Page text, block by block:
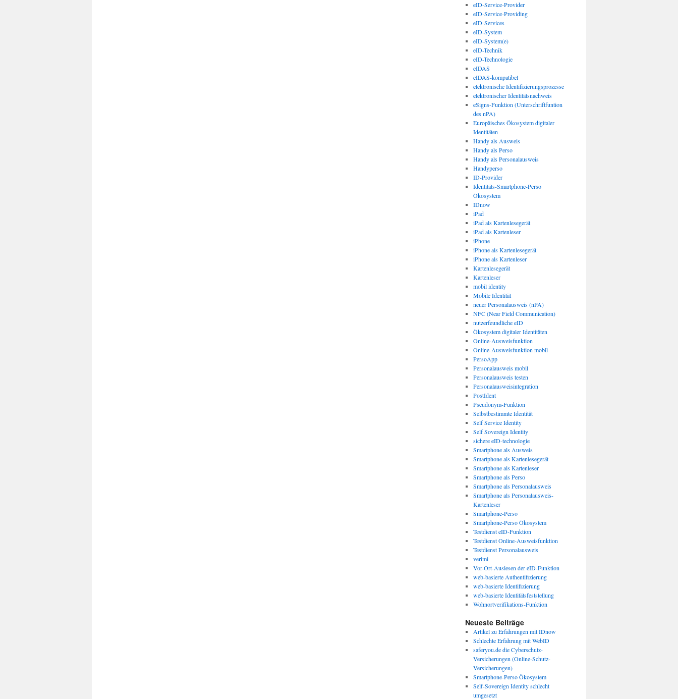
eID-Service-Provider
eID-Service-Providing
eID-Services
eID-System
eID-System(e)
eID-Technik
eID-Technologie
eIDAS
eIDAS-kompatibel
elektronische Identifizierungsprozesse
elektronischer Identitätsnachweis
eSigns-Funktion (Unterschriftfuntion
des nPA)
Europäisches Ökosystem digitaler
Identitäten
Handy als Ausweis
Handy als Perso
Handy als Personalausweis
Handyperso
ID-Provider
Identitäts-Smartphone-Perso
Ökosystem
IDnow
iPad
iPad als Kartenlesegerät
iPad als Kartenleser
iPhone
iPhone als Kartenlesegerät
iPhone als Kartenleser
Kartenlesegerät
Kartenleser
mobil identity
Mobile Identität
neuer Personalausweis (nPA)
NFC (Near Field Communication)
nutzerfeundliche eID
Ökosystem digitaler Identitäten
Online-Ausweisfunktion
Online-Ausweisfunktion mobil
PersoApp
Personalausweis mobil
Personalausweis testen
Personalausweisintegration
PostIdent
Pseudonym-Funktion
Selbstbestimmte Identität
Self Service Identity
Self Sovereign Identity
sichere eID-technologie
Smartphone als Ausweis
Smartphone als Kartenlesegerät
Smartphone als Kartenleser
Smartphone als Perso
Smartphone als Personalausweis
Smartphone als Personalausweis-
Kartenleser
Smartphone-Perso
Smartphone-Perso Ökosystem
Testdienst eID-Funktion
Testdienst Online-Ausweisfunktion
Testdienst Personalausweis
verimi
Vor-Ort-Auslesen der eID-Funktion
web-basierte Authentifizierung
web-basierte Identifizierung
web-basierte Identitätsfeststellung
Wohnortverifikations-Funktion
Neueste Beiträge
Artikel zu Erfahrungen mit IDnow
Schlechte Erfahrung mit WebID
saferyou.de die Cyberschutz-
Versicherungen (Online-Schutz-
Versicherungen)
Smartphone-Perso Ökosystem
Self-Sovereign Identity schlecht
umgesetzt